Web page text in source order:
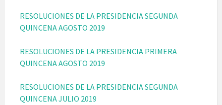
RESOLUCIONES DE LA PRESIDENCIA SEGUNDA
QUINCENA AGOSTO 2019
RESOLUCIONES DE LA PRESIDENCIA PRIMERA
QUINCENA AGOSTO 2019
RESOLUCIONES DE LA PRESIDENCIA SEGUNDA
QUINCENA JULIO 2019